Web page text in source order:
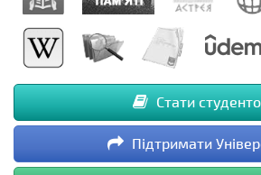
Стати
Підтримати